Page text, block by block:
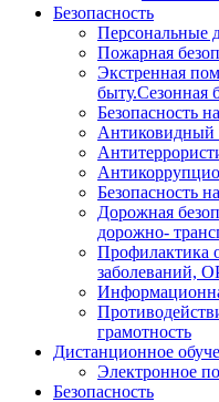
Безопасность
Персональные
Пожарная
Экстренная
быту.Сезонная
Безопасность
Антиковидный
Безопасность
Дорожная
дорожно-
Профилактика
заболеваний,
грамотность
Дистанционное
Электронное
Безопасность